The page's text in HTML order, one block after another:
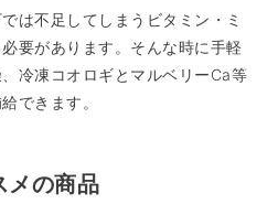
は不足してしまうビタミン・ミ
要があります。そんな時に手軽
冷凍コオロギとマルベリーCa等
できます。
メの商品